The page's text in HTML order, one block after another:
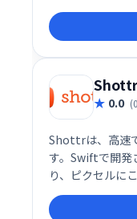
ワンステップで
ショットで、
Shottr
0.0
Shottrは、高速
す。Swiftで開発
り、ピクセルに
クリーンショッ
無料でご利用い